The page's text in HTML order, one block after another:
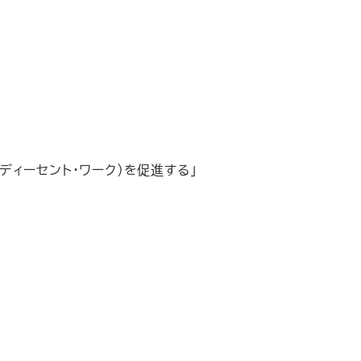
セント・ワーク）を促進する」